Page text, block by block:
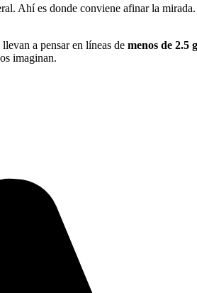
Ahí es donde conviene afinar la
a pensar en líneas de menos de 2.5
imaginan.